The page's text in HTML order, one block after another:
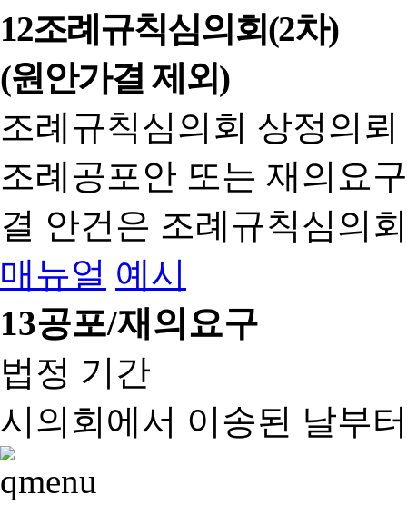
12조례규칙심의회(2차)
(원안가결 제외)
조례규칙심의회 상정의
조례공포안 또는 재의요
결 안건은 조례규칙심의
매뉴얼 예시
13공포/재의요구
법정 기간
시의회에서 이송된 날부